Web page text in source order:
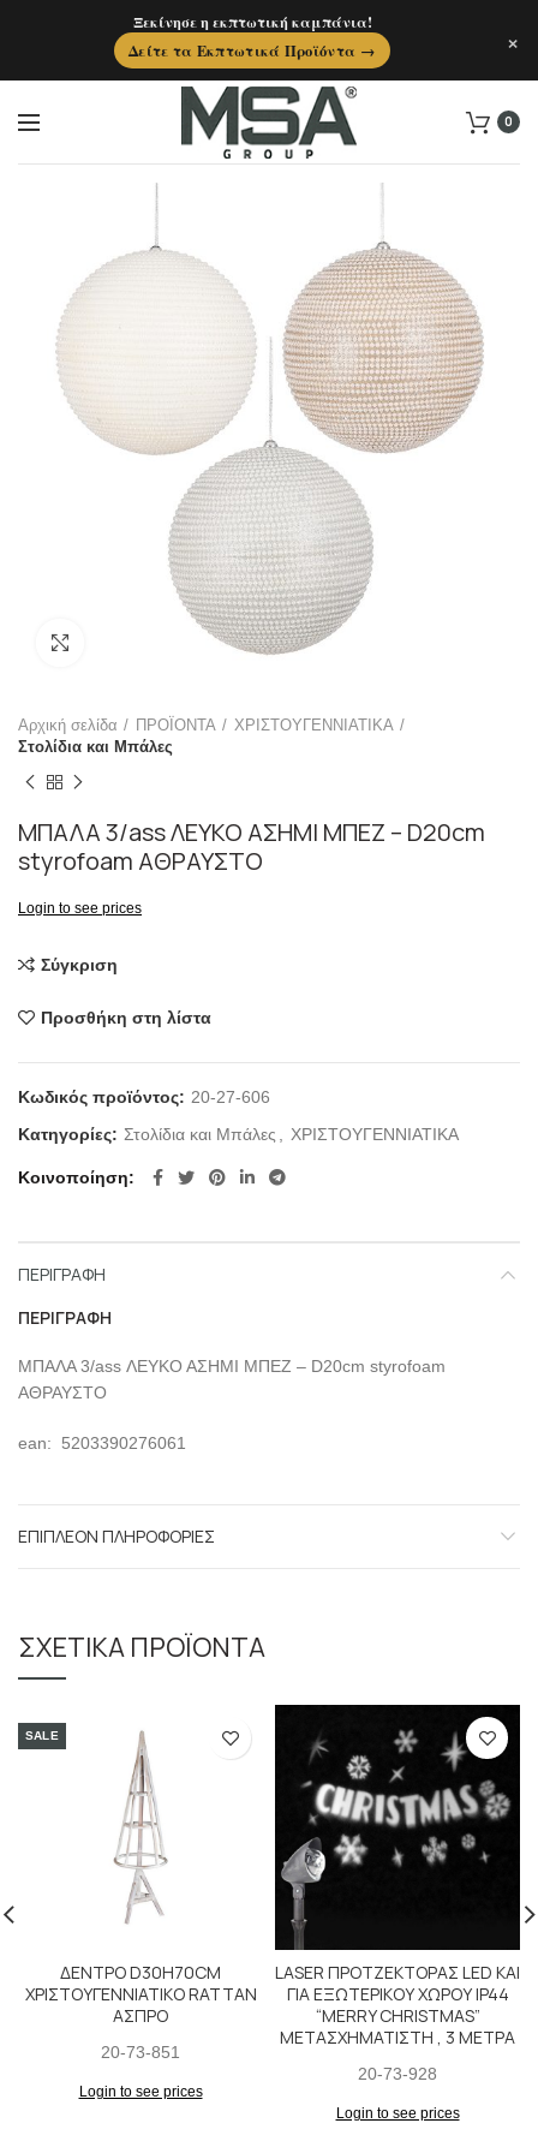
0
Αρχική σελίδα ΠΡΟΪΟΝΤΑ
ΧΡΙΣΤΟΥΓΕΝΝΙΑΤΙΚΑ
Στολίδια και Μπάλες
ΜΠΑΛΑ 3/ass ΛΕΥΚΟ ΑΣΗΜΙ ΜΠΕΖ – D20cm
styrofoam ΑΘΡΑΥΣΤΟ
Login to see prices
Σύγκριση
Προσθήκη στη λίστα
Κωδικός προϊόντος: 20-27-606
Κατηγορίες: Στολίδια και Μπάλες ΧΡΙΣΤΟΥΓΕΝΝΙΑΤΙΚΑ
Κοινοποίηση
ΠΕΡΙΓΡΑΦΉ
ΠΕΡΙΓΡΑΦΉ
ΜΠΑΛΑ 3/ass ΛΕΥΚΟ ΑΣΗΜΙ ΜΠΕΖ – D20cm styrofoam
ΑΘΡΑΥΣΤΟ
ean: 5203390276061
ΕΠΙΠΛΈΟΝ ΠΛΗΡΟΦΟΡΊΕΣ
ΣΧΕΤΙΚΆ ΠΡΟΪΌΝΤΑ
SALE
ΔΕΝΤΡΟ D30H70CM
ΧΡΙΣΤΟΥΓΕΝΝΙΑΤΙΚΟ RATTAN
ΑΣΠΡΟ
20-73-851
Login to see prices
LASER ΠΡΟΤΖΕΚΤΟΡΑΣ LED KAI
ΓΙΑ ΕΞΩΤΕΡΙΚΟΥ ΧΩΡΟΥ IP44
“MERRY CHRISTMAS”
ΜΕΤΑΣΧΗΜΑΤΙΣΤΗ , 3 ΜΕΤΡΑ
20-73-928
Login to see prices
Ξεκίνησε η εκπτωτική καμπάνια!
Δείτε τα Εκπτωτικά Προϊόντα →
×